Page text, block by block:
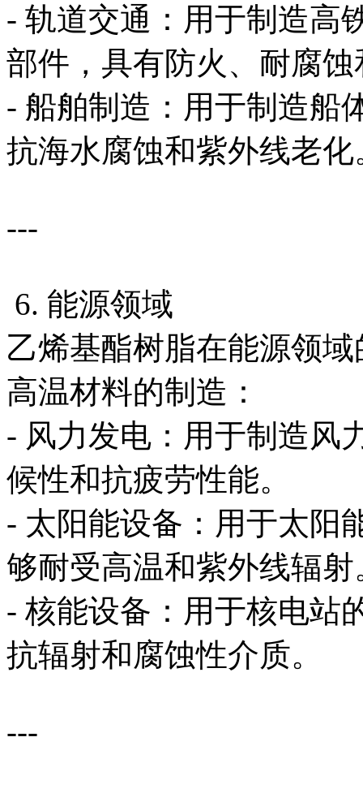
- 轨道交通：用于制造高
部件，具有防火、耐腐
- 船舶制造：用于制造船
抗海水腐蚀和紫外线老化
---
6. 能源领域
乙烯基酯树脂在能源领
高温材料的制造：
- 风力发电：用于制造风
候性和抗疲劳性能。
- 太阳能设备：用于太阳
够耐受高温和紫外线辐射
- 核能设备：用于核电站
抗辐射和腐蚀性介质。
---